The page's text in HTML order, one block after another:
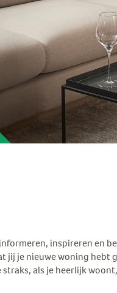
inspireren en
jij je nieuwe woning
als je heerlijk